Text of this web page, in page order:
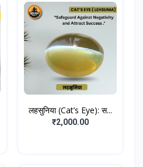
लहसुनिया (Cat’s Eye): स...
₹2,000.00